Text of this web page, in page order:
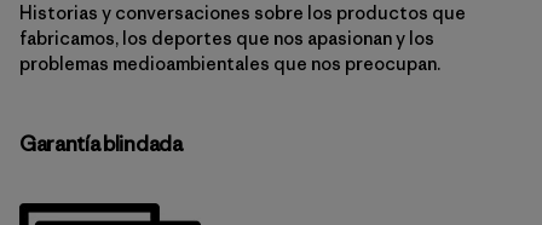
Historias y conversaciones sobre los productos que
fabricamos, los deportes que nos apasionan y los
problemas medioambientales que nos preocupan.
Garantía blindada